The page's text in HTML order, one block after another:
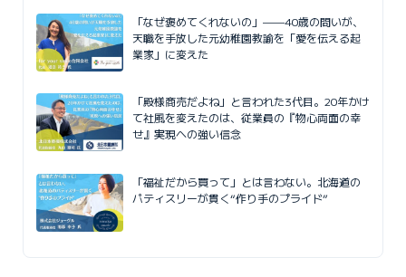
「なぜ褒めてくれないの」——40歳の問いが、
天職を手放した元幼稚園教諭を「愛を伝える起
業家」に変えた
「殿様商売だよね」と言われた3代目。20年かけ
て社風を変えたのは、従業員の『物心両面の幸
せ』実現への強い信念
「福祉だから買って」とは言わない。北海道の
パティスリーが貫く“作り手のプライド”